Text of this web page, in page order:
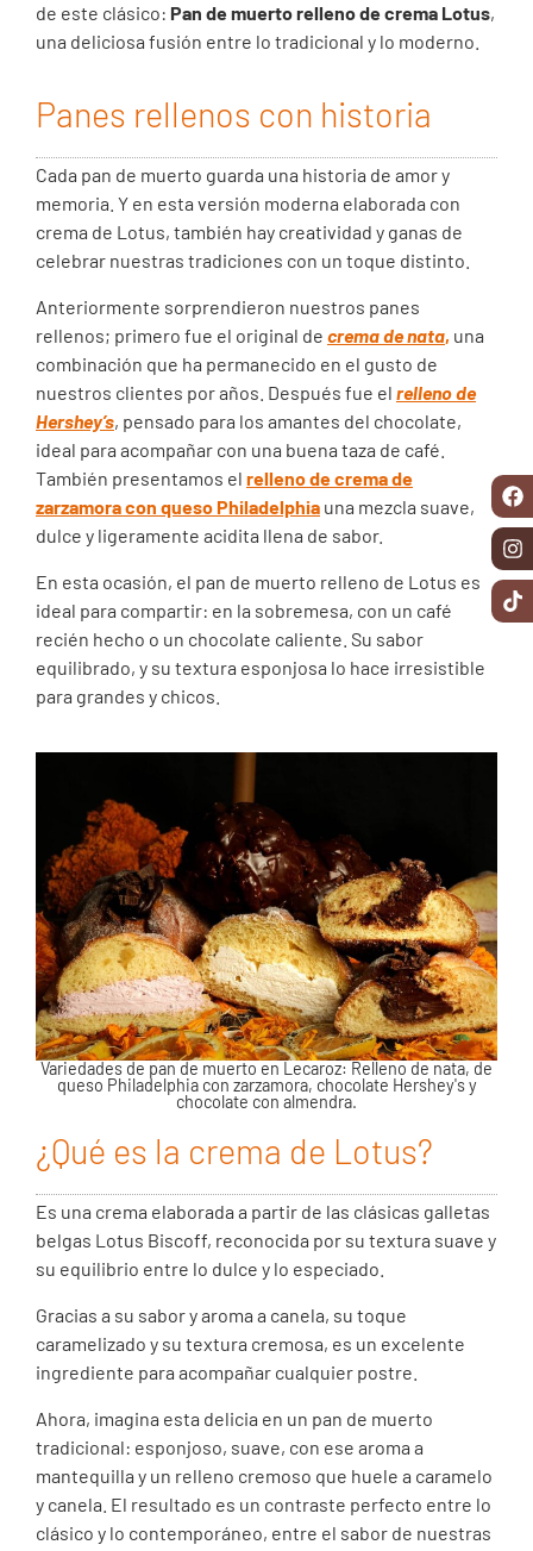
de este clásico: Pan de muerto relleno de crema Lotus,
una deliciosa fusión entre lo tradicional y lo moderno.
Panes rellenos con historia
Cada pan de muerto guarda una historia de amor y
memoria. Y en esta versión moderna elaborada con
crema de Lotus, también hay creatividad y ganas de
celebrar nuestras tradiciones con un toque distinto.
Anteriormente sorprendieron nuestros panes
rellenos; primero fue el original de crema de nata, una
combinación que ha permanecido en el gusto de
nuestros clientes por años. Después fue el relleno de
Hershey’s, pensado para los amantes del chocolate,
ideal para acompañar con una buena taza de café.
También presentamos el relleno de crema de
zarzamora con queso Philadelphia una mezcla suave,
dulce y ligeramente acidita llena de sabor.
En esta ocasión, el pan de muerto relleno de Lotus es
ideal para compartir: en la sobremesa, con un café
recién hecho o un chocolate caliente. Su sabor
equilibrado, y su textura esponjosa lo hace irresistible
para grandes y chicos.
Variedades de pan de muerto en Lecaroz: Relleno de nata, de
queso Philadelphia con zarzamora, chocolate Hershey's y
chocolate con almendra.
¿Qué es la crema de Lotus?
Es una crema elaborada a partir de las clásicas galletas
belgas Lotus Biscoff, reconocida por su textura suave y
su equilibrio entre lo dulce y lo especiado.
Gracias a su sabor y aroma a canela, su toque
caramelizado y su textura cremosa, es un excelente
ingrediente para acompañar cualquier postre.
Ahora, imagina esta delicia en un pan de muerto
tradicional: esponjoso, suave, con ese aroma a
mantequilla y un relleno cremoso que huele a caramelo
y canela. El resultado es un contraste perfecto entre lo
clásico y lo contemporáneo, entre el sabor de nuestras